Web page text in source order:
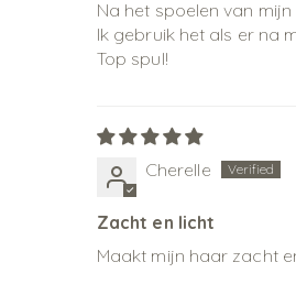
Na het spoelen van
Ik gebruik het als er na
Top spul!
Cherelle
Zacht en licht
Maakt mijn haar zacht